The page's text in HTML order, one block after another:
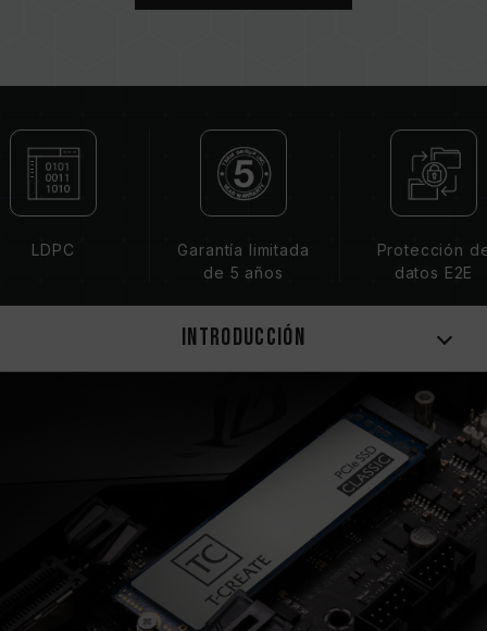
LDPC
Garantía limitada
de 5 años
Protección
datos E2E
Introducción